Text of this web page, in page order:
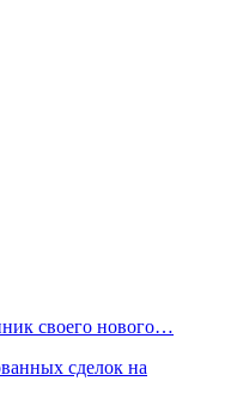
своего нового…
сделок на